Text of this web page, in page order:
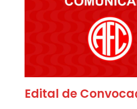
Edital de